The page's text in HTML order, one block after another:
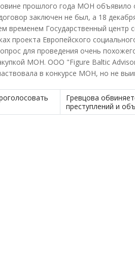
прошлого года МОН объявило
заключен не был, а 18
временем Государственный центр
проекта Европейского
для проведения очень
МОН. ООО "Figure Baltic
в конкурсе МОН, но не
Гревцова
преступлений и